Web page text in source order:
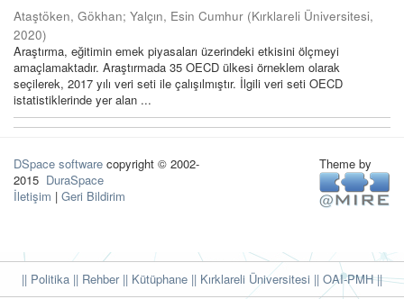
Ataştöken, Gökhan; Yalçın, Esin Cumhur (Kırklareli Üniversitesi,
2020)
Araştırma, eğitimin emek piyasaları üzerindeki etkisini ölçmeyi
amaçlamaktadır. Araştırmada 35 OECD ülkesi örneklem olarak
seçilerek, 2017 yılı veri seti ile çalışılmıştır. İlgili veri seti OECD
istatistiklerinde yer alan ...
DSpace software copyright © 2002-
2015 DuraSpace
İletişim | Geri Bildirim
Theme by
|| Politika || Rehber|| Kütüphane || Kırklareli Üniversitesi || OAI-PMH ||